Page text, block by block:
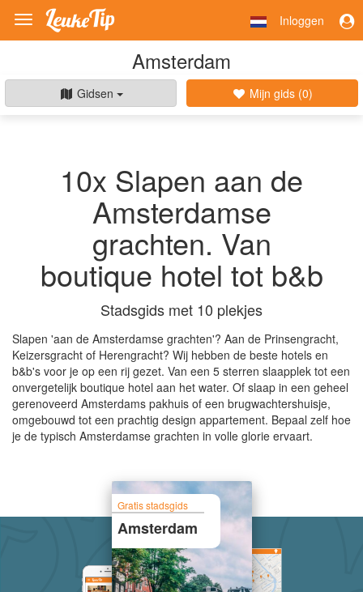
Toggle
navigation
Inloggen
Amsterdam
Gidsen Mijn gids (0)
10x Slapen aan de
Amsterdamse
grachten. Van
boutique hotel tot b&b
Stadsgids met 10 plekjes
Slapen 'aan de Amsterdamse grachten'? Aan de Prinsengracht,
Keizersgracht of Herengracht? Wij hebben de beste hotels en
b&b's voor je op een rij gezet. Van een 5 sterren slaapplek tot een
onvergetelijk boutique hotel aan het water. Of slaap in een geheel
gerenoveerd Amsterdams pakhuis of een brugwachtershuisje,
omgebouwd tot een prachtig design appartement. Bepaal zelf hoe
je de typisch Amsterdamse grachten in volle glorie ervaart.
Gratis stadsgids
Amsterdam